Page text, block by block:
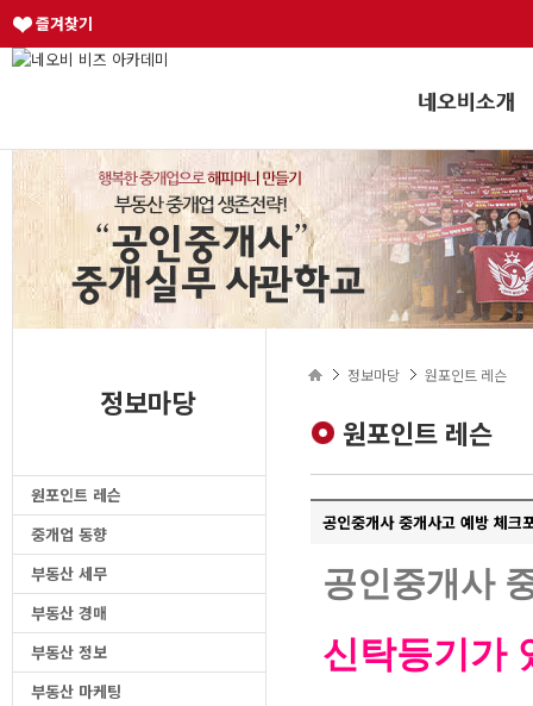
즐겨찾기
정보마당
원포인트 레슨
중개업 동향
부동산 세무
부동산 경매
부동산 정보
부동산 마케팅
정보마당 원포인트 레슨
원포인트 레슨
공인중개사 중개사고 예방 체크
공인중개사
신탁등기가